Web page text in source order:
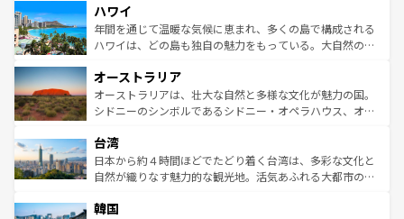
ば市内交通費無料で観光を楽しむこともできる。 なお、新
着のスイス情報はコンテンツ一覧 を参照してほしい。
のような巨大都市は、観光、ショッピング、エンターテイ
ンメントが詰まった刺激的なスポットだ。一方、アメリカ
西部には大自然が広がり、グランドキャニオンやイエロー
部のニューオーリンズでは、音楽と美食が融合した独特の
文化が魅力。旅行者はアメリカの各地域で異なる魅力を楽
しみながら、その多様性と豊かな歴史を感じることができ
ならではの贅沢な旅のスタイルだ。 なお、新着のアメリカ
情報はコンテンツ一覧を参照してほしい。
ハワイ
年間を通じて温暖な気候に恵まれ、多くの島で構成される
ハワイは、どの島も独自の魅力をもっている。大自然の神
ワイ島は見逃せない。また、定番の観光地といえばオアフ
島だが、静かな自然を求めるならマウイ島やカウアイ島が
おすすめ。エメラルドグリーンに輝く海をはじめ、豊かな
れるおもてなしの心で訪れる人々を迎えてくれるハワイの
人々、おいしいローカルフードやハワイアンミュージッ
ク、伝統的なフラダンスなど、すべてがハワイの魅力を彩
ワイを、存分に味わってほしい。 なお、新着のハワイ情報
オーストラリア
オーストラリアは、壮大な自然と多様な文化が魅力の国。
シドニーのシンボルであるシドニー・オペラハウス、オー
リアリーフや大陸中央部にそびえるウルル（エアーズロッ
ク）、タスマニアの美しい原生林やケアンズの熱帯雨林な
ど、見どころがたくさん。また、カフェやワイン、オージ
いる。アクティビティも充実しており、サーフィンやダイ
台湾
日本から約４時間ほどでたどり着く台湾は、多彩な文化と
自然が織りなす魅力的な観光地。活気あふれる大都市の台
ン）、静ひつな山岳地帯である台湾東部など、都市の喧騒
韓国